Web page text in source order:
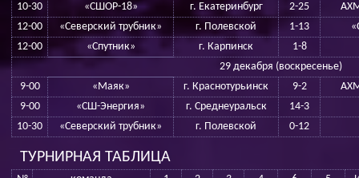
10-30
«СШОР-18» г. Екатеринбург 2-25
12-00
«Северский трубник» г. Полевской 1-13
12-00
«Спутник» г. Карпинск
1-8
29 декабря (воскресенье)
9-00
«Маяк» г. Краснотурьинск 9-2
9-00
«СШ-Энергия» г. Среднеуральск 14-3
10-30
«Северский трубник» г. Полевской 0-12
ТУРНИРНАЯ ТАБЛИЦА